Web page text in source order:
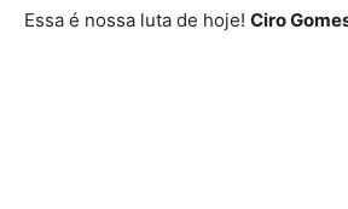
Essa é nossa luta de hoje! Ciro